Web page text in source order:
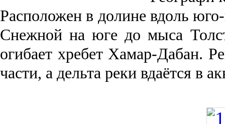
Рас­положен в долине вдоль
Снежной на юге до мыса
огибает хребет Хамар-Дабан.
части, а дельта реки вда­ётся в